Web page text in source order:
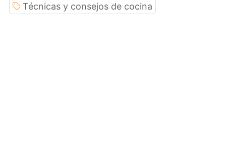
Técnicas y consejos de cocina